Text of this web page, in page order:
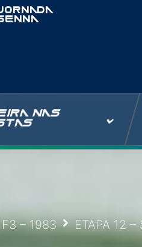
NAS
F3 – 1983 ETAPA 12 –